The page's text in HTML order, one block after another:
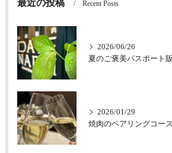
最近の投稿 Recent Posts
2026/06/26
夏のご褒美パスポート
2026/01/29
焼肉のペアリングコー